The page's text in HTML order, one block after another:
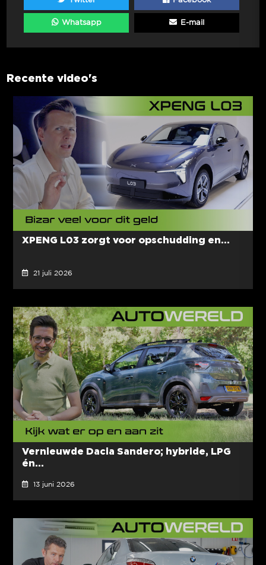
Whatsapp E-mail
Recente video's
XPENG L03 zorgt voor opschudding en...
21 juli 2026
Vernieuwde Dacia Sandero; hybride, LPG
én...
13 juni 2026